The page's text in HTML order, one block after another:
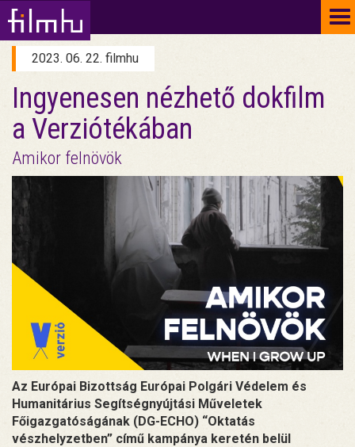
2023. 06. 22. filmhu
Ingyenesen nézhető dokfilm
a Verziótékában
Amikor felnövök
Az Európai Bizottság Európai Polgári Védelem és
Humanitárius Segítségnyújtási Műveletek
Főigazgatóságának (DG-ECHO) “Oktatás
vészhelyzetben” című kampánya keretén belül